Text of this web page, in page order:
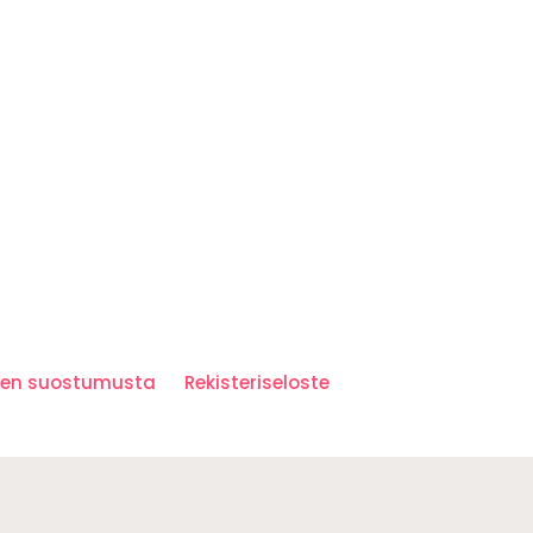
suostumusta Rekisteriseloste